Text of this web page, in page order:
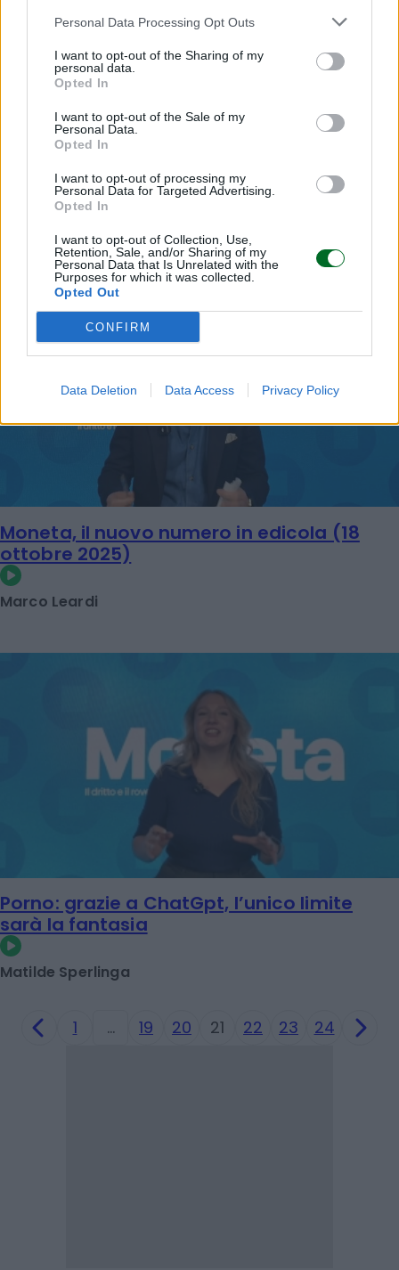
Personal Data Processing Opt Outs
I want to opt-out of the Sharing of my
personal data.
Opted In
I want to opt-out of the Sale of my
Personal Data.
Opted In
I want to opt-out of processing my
Personal Data for Targeted Advertising.
Opted In
I want to opt-out of Collection, Use,
Retention, Sale, and/or Sharing of my
Personal Data that Is Unrelated with the
Purposes for which it was collected.
Opted Out
CONFIRM
Data Deletion Data Access Privacy Policy
La settimana sui mercati
Moneta, il nuovo numero in edicola (18
ottobre 2025)
Marco Leardi
Porno: grazie a ChatGpt, l’unico limite
sarà la fantasia
Matilde Sperlinga
1 … 19 20 21 22 23 24